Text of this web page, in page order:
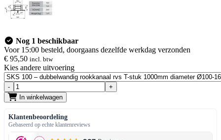
Nog 1 beschikbaar
Voor 15:00 besteld, doorgaans dezelfde werkdag verzonden
€ 95,50 incl. btw
Kies andere uitvoering
-
+
In winkelwagen
Klantenbeoordeling
Gebaseerd op echte klantenreviews